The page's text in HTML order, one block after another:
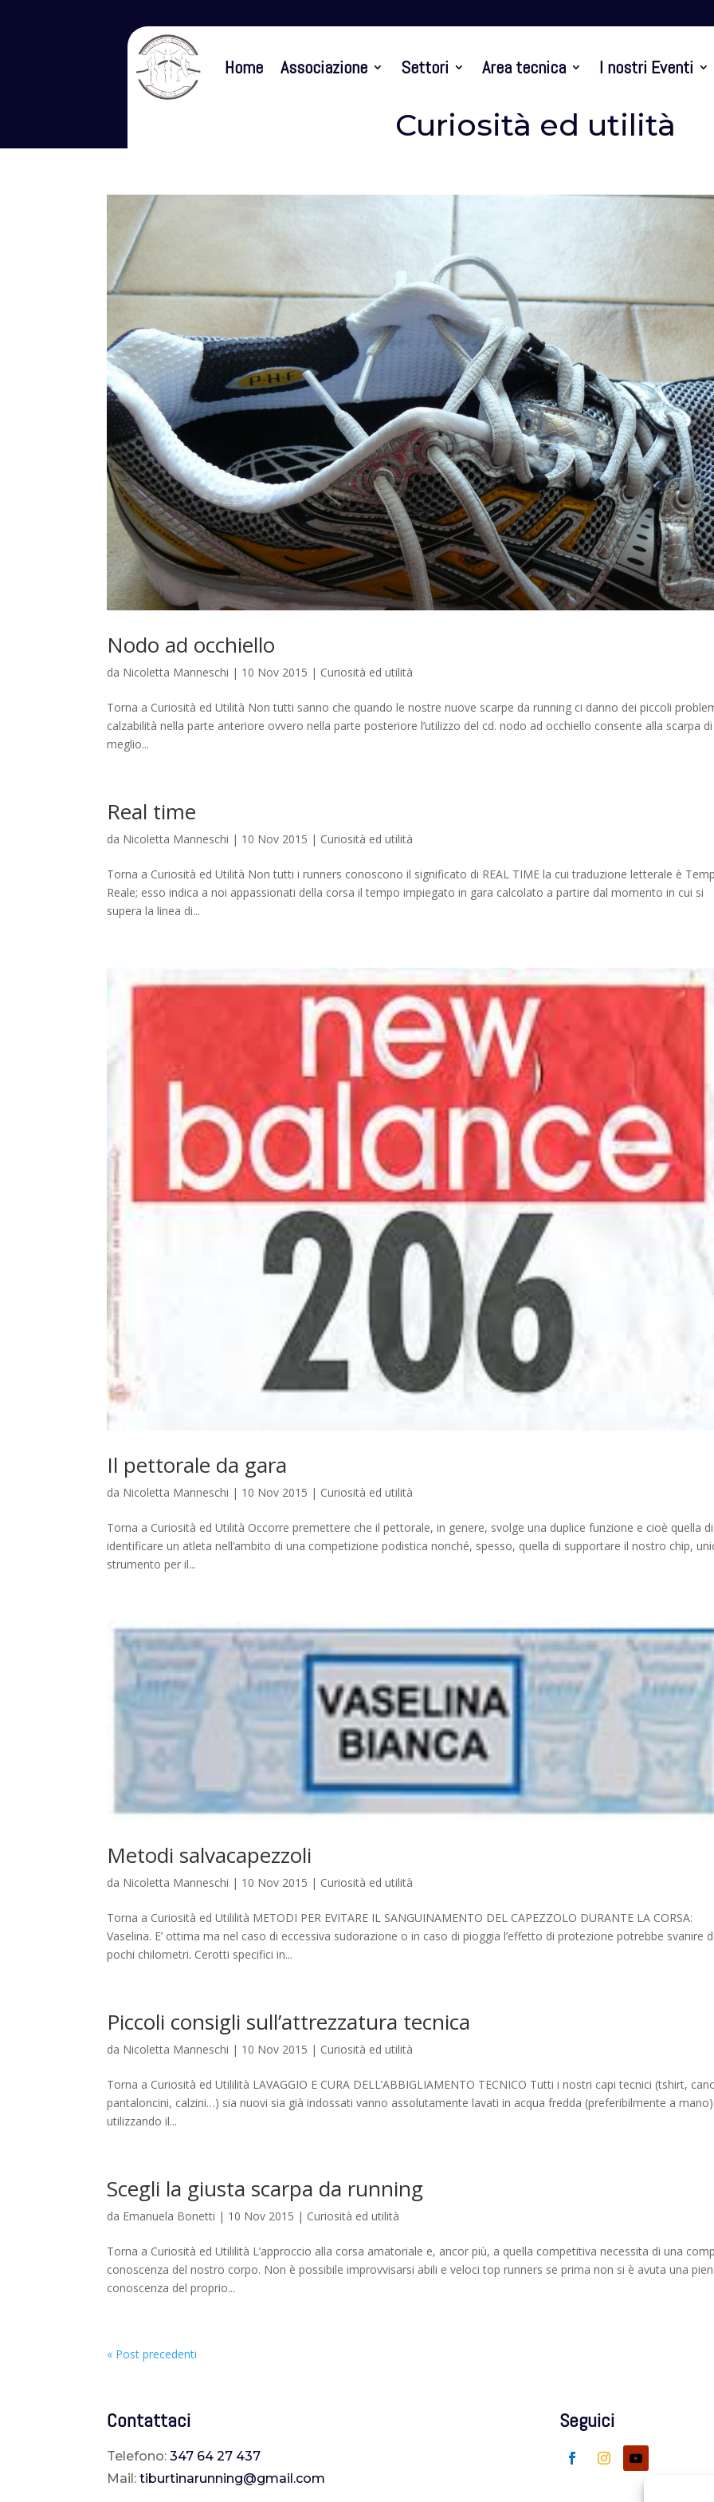
Home Associazione Settori Area tecnica I nostri Eventi
Curiosità ed utilità
Nodo ad occhiello
da Nicoletta Manneschi | 10 Nov 2015 | Curiosità ed utilità
Torna a Curiosità ed Utilità Non tutti sanno che quando le nostre nuove scarpe da running ci danno dei piccoli
calzabilità nella parte anteriore ovvero nella parte posteriore l’utilizzo del cd. nodo ad occhiello consente alla scarpa di
meglio...
Real time
da Nicoletta Manneschi | 10 Nov 2015 | Curiosità ed utilità
Torna a Curiosità ed Utilità Non tutti i runners conoscono il significato di REAL TIME la cui traduzione letterale è
Reale; esso indica a noi appassionati della corsa il tempo impiegato in gara calcolato a partire dal momento in cui si
supera la linea di...
Il pettorale da gara
da Nicoletta Manneschi | 10 Nov 2015 | Curiosità ed utilità
Torna a Curiosità ed Utilità Occorre premettere che il pettorale, in genere, svolge una duplice funzione e cioè quella di
identificare un atleta nell’ambito di una competizione podistica nonché, spesso, quella di supportare il nostro chip,
strumento per il...
Metodi salvacapezzoli
da Nicoletta Manneschi | 10 Nov 2015 | Curiosità ed utilità
Torna a Curiosità ed Utililità METODI PER EVITARE IL SANGUINAMENTO DEL CAPEZZOLO DURANTE LA CORSA:
Vaselina. E’ ottima ma nel caso di eccessiva sudorazione o in caso di pioggia l’effetto di protezione potrebbe svanire
pochi chilometri. Cerotti specifici in...
Piccoli consigli sull’attrezzatura tecnica
da Nicoletta Manneschi | 10 Nov 2015 | Curiosità ed utilità
Torna a Curiosità ed Utililità LAVAGGIO E CURA DELL’ABBIGLIAMENTO TECNICO Tutti i nostri capi tecnici (tshirt,
pantaloncini, calzini…) sia nuovi sia già indossati vanno assolutamente lavati in acqua fredda (preferibilmente a mano)
utilizzando il...
Scegli la giusta scarpa da running
da Emanuela Bonetti | 10 Nov 2015 | Curiosità ed utilità
Torna a Curiosità ed Utililità L’approccio alla corsa amatoriale e, ancor più, a quella competitiva necessita di una
conoscenza del nostro corpo. Non è possibile improvvisarsi abili e veloci top runners se prima non si è avuta una
conoscenza del proprio...
« Post precedenti
Contattaci
Telefono:347 64 27 437
Mail:tiburtinarunning@gmail.com
Seguici